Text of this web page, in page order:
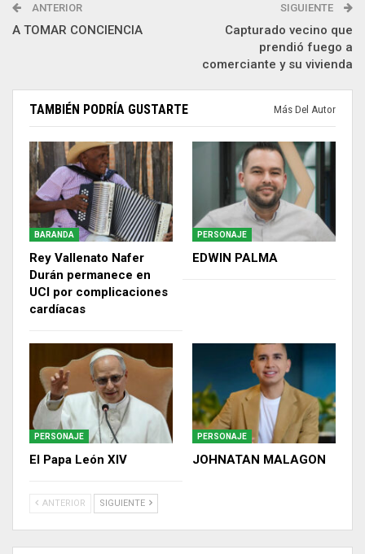
ANTERIOR
A TOMAR CONCIENCIA
SIGUIENTE
Capturado vecino que
prendió fuego a
comerciante y su vivienda
TAMBIÉN PODRÍA GUSTARTE Más Del Autor
BARANDA
Rey Vallenato Nafer
Durán permanece en
UCI por complicaciones
cardíacas
PERSONAJE
EDWIN PALMA
PERSONAJE
El Papa León XIV
PERSONAJE
JOHNATAN MALAGON
ANTERIOR SIGUIENTE